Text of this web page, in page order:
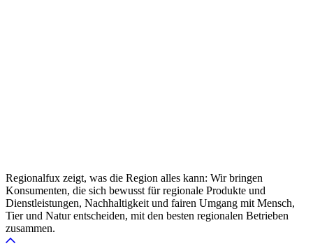
Regionalfux zeigt, was die Region alles kann: Wir bringen
Konsumenten, die sich bewusst für regionale Produkte und
Dienstleistungen, Nachhaltigkeit und fairen Umgang mit Mensch,
Tier und Natur entscheiden, mit den besten regionalen Betrieben
zusammen.